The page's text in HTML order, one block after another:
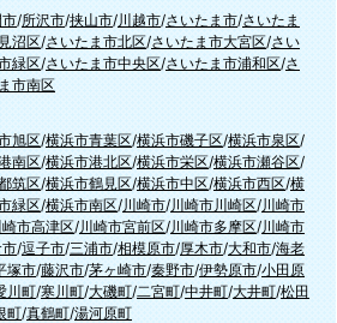
市/所沢市/挟山市/川越市/さいたま市/さいたま
沼区/さいたま市北区/さいたま市大宮区/さい
緑区/さいたま市中央区/さいたま市浦和区/さ
市南区
旭区/横浜市青葉区/横浜市磯子区/横浜市泉区/
南区/横浜市港北区/横浜市栄区/横浜市瀬谷区/
筑区/横浜市鶴見区/横浜市中区/横浜市西区/横
緑区/横浜市南区/川崎市/川崎市川崎区/川崎市
崎市高津区/川崎市宮前区/川崎市多摩区/川崎市
/逗子市/三浦市/相模原市/厚木市/大和市/海老
塚市/藤沢市/茅ヶ崎市/秦野市/伊勢原市/小田原
川町/寒川町/大磯町/二宮町/中井町/大井町/松田
町/真鶴町/湯河原町